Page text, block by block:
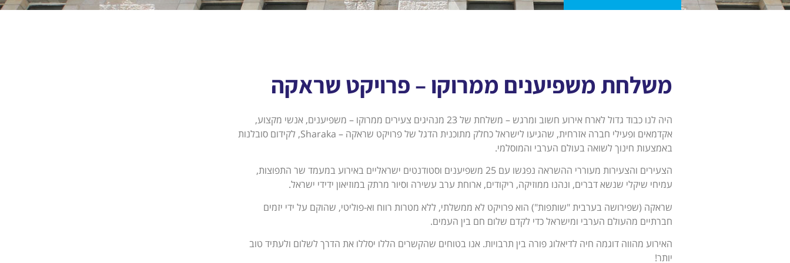
משלחת משפיענים ממרוקו – פרויקט שראקה
היה לנו כבוד גדול לארח אירוע חשוב ומרגש – משלחת של 23 מנהיגים צעירים ממרוקו – משפיענים, אנשי מקצוע,
אקדמאים ופעילי חברה אזרחית, שהגיעו לישראל כחלק מתוכנית הדגל של פרויקט שראקה – Sharaka, לקידום סובלנות
באמצעות חינוך לשואה בעולם הערבי והמוסלמי.
הצעירים והצעירות מעוררי ההשראה נפגשו עם 25 משפיענים וסטודנטים ישראליים באירוע במעמד שר התפוצות,
עמיחי שיקלי שנשא דברים, ונהנו ממוזיקה, ריקודים, ארוחת ערב עשירה וסיור מרתק במוזיאון ידידי ישראל.
שראקה (שפירושה בערבית "שותפות") הוא פרויקט לא ממשלתי, ללא מטרות רווח וא-פוליטי, שהוקם על ידי יזמים
חברתיים מהעולם הערבי ומישראל כדי לקדם שלום חם בין העמים.
האירוע מהווה דוגמה חיה לדיאלוג פורה בין תרבויות. אנו בטוחים שהקשרים הללו יסללו את הדרך לשלום ולעתיד טוב
יותר!